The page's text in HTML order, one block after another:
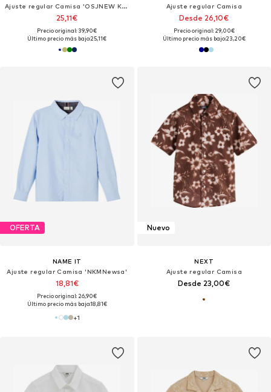
Ajuste regular Camisa 'OSJNEW KODYL'
25,11€
Precio original: 39,90€
Último precio más bajo:25,11€
Ajuste regular Camisa
Desde 26,10€
Precio original: 29,00€
Último precio más bajo:23,20€
OFERTA
NAME IT
Ajuste regular Camisa 'NKMNewsa'
18,81€
Precio original: 26,90€
Último precio más bajo:18,81€
+1
Nuevo
NEXT
Ajuste regular Camisa
Desde 23,00€